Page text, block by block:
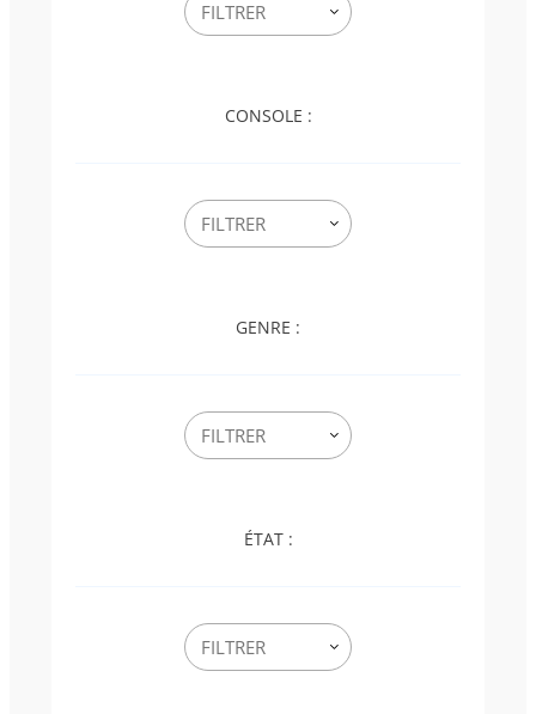
CONSOLE :
GENRE :
ÉTAT :